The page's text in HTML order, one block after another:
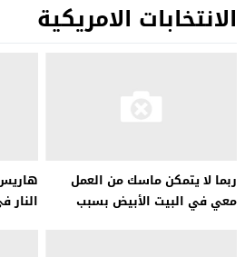
الانتخابات الامريكية
ربما لا يتمكن ماسك من العمل
معي في البيت الأبيض بسبب